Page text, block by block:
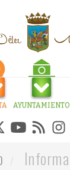
AYUNTAMIENTO
Informa